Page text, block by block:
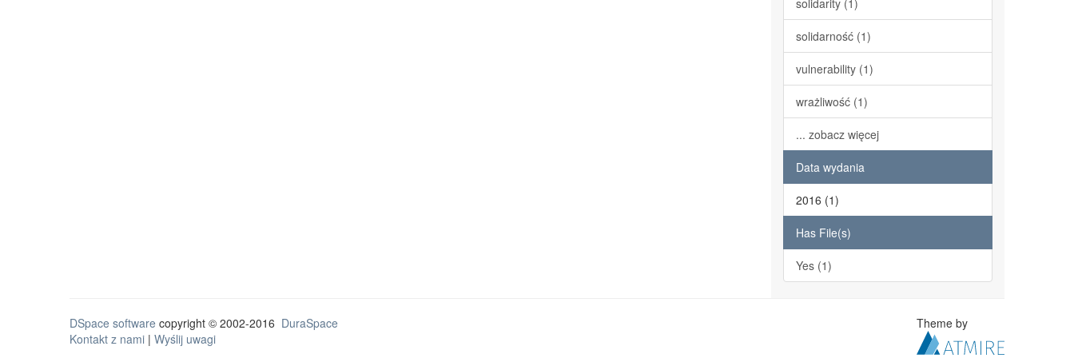
solidarity (1)
solidarność (1)
vulnerability (1)
wrażliwość (1)
... zobacz więcej
Data wydania
2016 (1)
Has File(s)
Yes (1)
DSpace software copyright © 2002-2016 DuraSpace
Kontakt z nami | Wyślij uwagi
Theme by